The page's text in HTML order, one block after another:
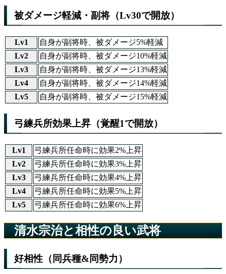
被ダメージ軽減・副将（Lv30で開放）
Lv1
自身が副将時、被ダメージ5%軽減
Lv2
自身が副将時、被ダメージ10%軽減
Lv3
自身が副将時、被ダメージ13%軽減
Lv4
自身が副将時、被ダメージ14%軽減
Lv5
自身が副将時、被ダメージ15%軽減
弓練兵所効果上昇（覚醒1で開放）
Lv1
弓練兵所任命時に効果2%上昇
Lv2
弓練兵所任命時に効果3%上昇
Lv3
弓練兵所任命時に効果4%上昇
Lv4
弓練兵所任命時に効果5%上昇
Lv5
弓練兵所任命時に効果6%上昇
清水宗治と相性の良い武将
好相性（同兵種&同勢力）